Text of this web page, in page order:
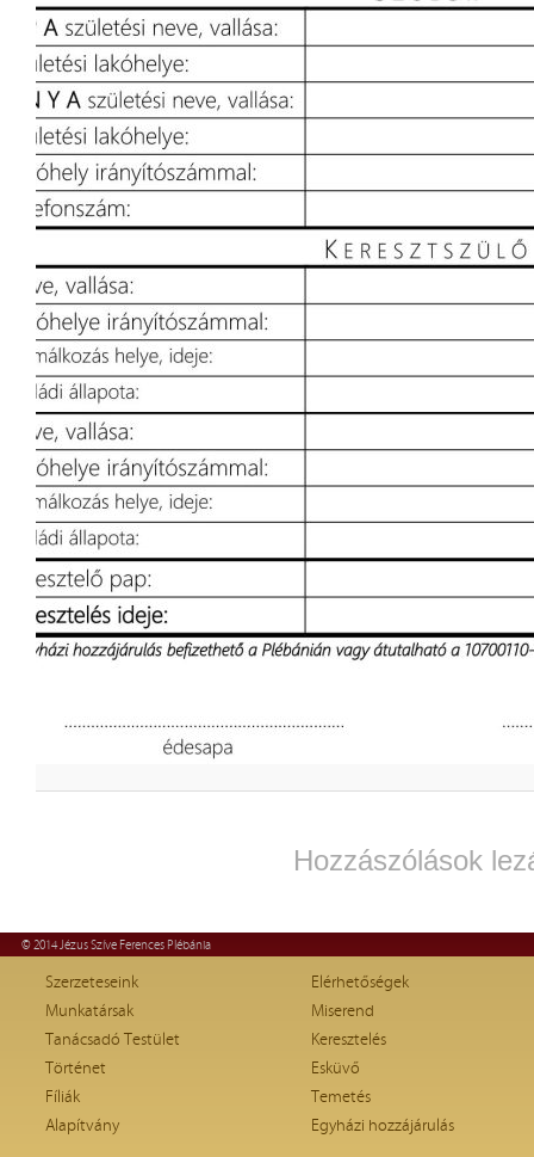
Hozzászólások
© 2014 Jézus Szíve Ferences Plébánia
Szerzeteseink
Munkatársak
Tanácsadó Testület
Történet
Fíliák
Alapítvány
Elérhetőségek
Miserend
Keresztelés
Esküvő
Temetés
Egyházi hozzájárulás